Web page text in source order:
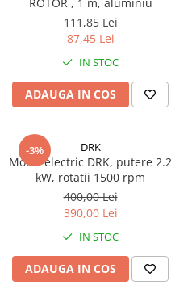
111,85 Lei
87,45 Lei
IN STOC
ADAUGA IN COS
-3% DRK
Motor electric DRK, putere 2.2
kW, rotatii 1500 rpm
400,00 Lei
390,00 Lei
IN STOC
ADAUGA IN COS